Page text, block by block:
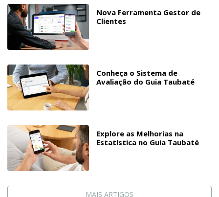
Nova Ferramenta Gestor de
Clientes
Conheça o Sistema de
Avaliação do Guia Taubaté
Explore as Melhorias na
Estatística no Guia Taubaté
MAIS ARTIGOS